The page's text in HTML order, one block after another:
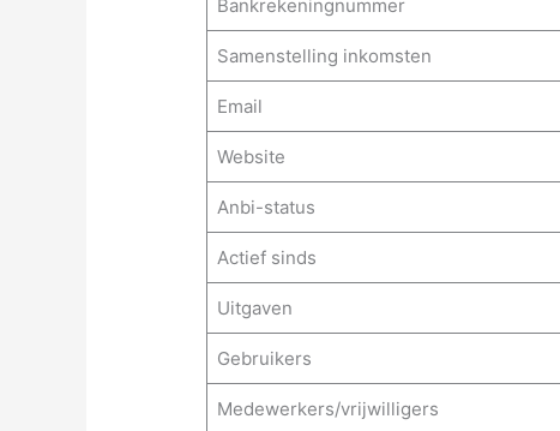
Bankrekeningnummer
Samenstelling inkomsten
Email
Website
Anbi-status
Actief sinds
Uitgaven
Gebruikers
Medewerkers/vrijwilligers